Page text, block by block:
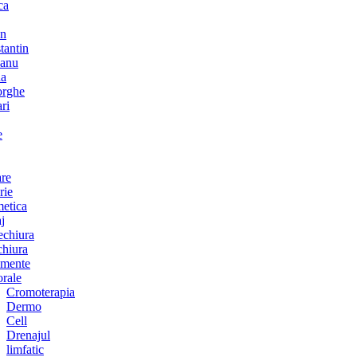
Cromoterapia
Dermo
Cell
Drenajul
limfatic